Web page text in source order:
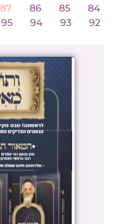
84
85
86
87
92
93
94
95